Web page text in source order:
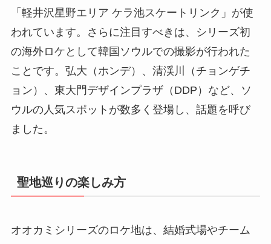
「軽井沢星野エリア ケラ池スケートリンク」が使
われています。さらに注目すべきは、シリーズ初
の海外ロケとして韓国ソウルでの撮影が行われた
ことです。弘大（ホンデ）、清渓川（チョンゲチ
ョン）、東大門デザインプラザ（DDP）など、ソ
ウルの人気スポットが数多く登場し、話題を呼び
ました。
聖地巡りの楽しみ方
オオカミシリーズのロケ地は、結婚式場やチーム